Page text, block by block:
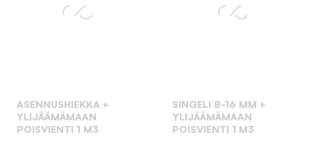
ASENNUSHIEKKA +
YLIJÄÄMÄMAAN
POISVIENTI 1 M3
SINGELI 8-16 MM +
YLIJÄÄMÄMAAN
POISVIENTI 1 M3